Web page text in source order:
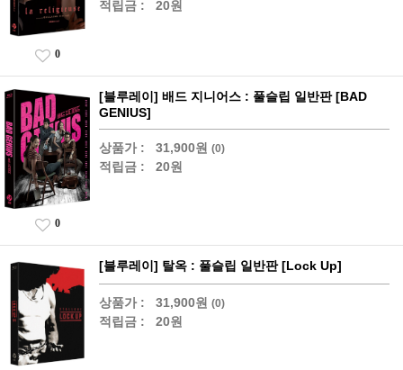
적립금 : 20원
0
[블루레이] 배드 지니어스 : 풀슬립 일반판 [BAD
GENIUS]
상품가 : 31,900원 (0)
적립금 : 20원
0
[블루레이] 탈옥 : 풀슬립 일반판 [Lock Up]
상품가 : 31,900원 (0)
적립금 : 20원